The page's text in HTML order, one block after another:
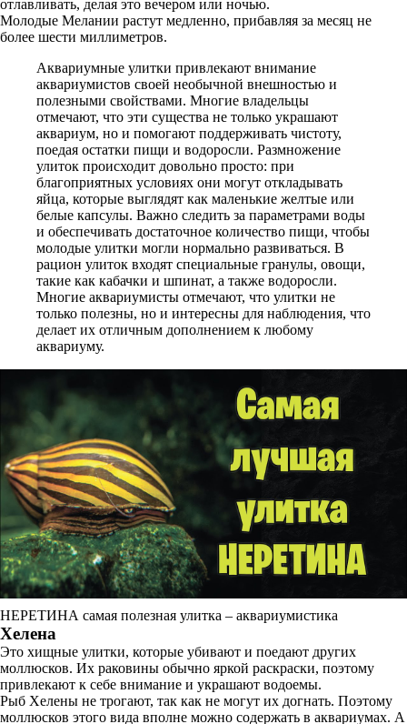
отлавливать, делая это вечером или ночью.
Молодые Мелании растут медленно, прибавляя за месяц не
более шести миллиметров.
Аквариумные улитки привлекают внимание
аквариумистов своей необычной внешностью и
полезными свойствами. Многие владельцы
отмечают, что эти существа не только украшают
аквариум, но и помогают поддерживать чистоту,
поедая остатки пищи и водоросли. Размножение
улиток происходит довольно просто: при
благоприятных условиях они могут откладывать
яйца, которые выглядят как маленькие желтые или
белые капсулы. Важно следить за параметрами воды
и обеспечивать достаточное количество пищи, чтобы
молодые улитки могли нормально развиваться. В
рацион улиток входят специальные гранулы, овощи,
такие как кабачки и шпинат, а также водоросли.
Многие аквариумисты отмечают, что улитки не
только полезны, но и интересны для наблюдения, что
делает их отличным дополнением к любому
аквариуму.
НЕРЕТИНА самая полезная улитка – аквариумистика
Хелена
Это хищные улитки, которые убивают и поедают других
моллюсков. Их раковины обычно яркой раскраски, поэтому
привлекают к себе внимание и украшают водоемы.
Рыб Хелены не трогают, так как не могут их догнать. Поэтому
моллюсков этого вида вполне можно содержать в аквариумах. А